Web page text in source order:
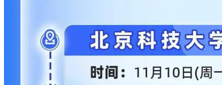
业，是智能设备、通信系统、芯片产业、国防科技的关键支
撑，更是国家突破“卡脖子”技术的重点领域。
2026年芯片行业全链条人才紧缺：数字后端工程师供需比
6.43，模拟版图工程师岗位同比增长274%；薪资稳居工科前
列，模拟芯片设计工程师平均月薪31595元，集成电路IC设计